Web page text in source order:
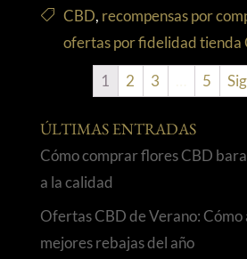
CBD, recompensas por
ofertas por fidelidad tienda
1 2 3 5
ÚLTIMAS ENTRADAS
Cómo comprar flores CBD
a la calidad
Ofertas CBD de Verano:
mejores rebajas del año